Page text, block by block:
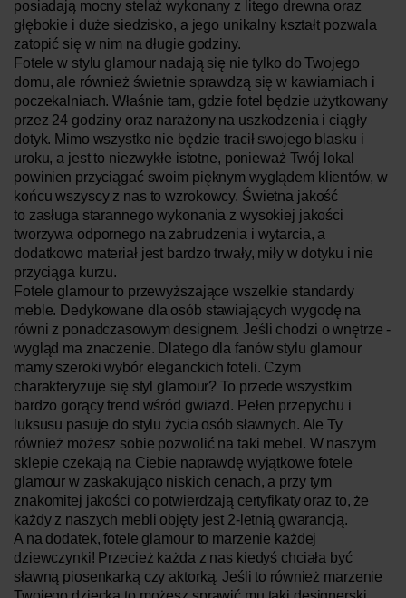
posiadają mocny stelaż wykonany z litego drewna oraz
głębokie i duże siedzisko, a jego unikalny kształt pozwala
zatopić się w nim na długie godziny.
Fotele w stylu glamour nadają się nie tylko do Twojego
domu, ale również świetnie sprawdzą się w kawiarniach i
poczekalniach. Właśnie tam, gdzie fotel będzie użytkowany
przez 24 godziny oraz narażony na uszkodzenia i ciągły
dotyk. Mimo wszystko nie będzie tracił swojego blasku i
uroku, a jest to niezwykłe istotne, ponieważ Twój lokal
powinien przyciągać swoim pięknym wyglądem klientów, w
końcu wszyscy z nas to wzrokowcy. Świetna jakość
to zasługa starannego wykonania z wysokiej jakości
tworzywa odpornego na zabrudzenia i wytarcia, a
dodatkowo materiał jest bardzo trwały, miły w dotyku i nie
przyciąga kurzu.
Fotele glamour to przewyższające wszelkie standardy
meble. Dedykowane dla osób stawiających wygodę na
równi z ponadczasowym designem. Jeśli chodzi o wnętrze -
wygląd ma znaczenie. Dlatego dla fanów stylu glamour
mamy szeroki wybór eleganckich foteli. Czym
charakteryzuje się styl glamour? To przede wszystkim
bardzo gorący trend wśród gwiazd. Pełen przepychu i
luksusu pasuje do stylu życia osób sławnych. Ale Ty
również możesz sobie pozwolić na taki mebel. W naszym
sklepie czekają na Ciebie naprawdę wyjątkowe fotele
glamour w zaskakująco niskich cenach, a przy tym
znakomitej jakości co potwierdzają certyfikaty oraz to, że
każdy z naszych mebli objęty jest 2-letnią gwarancją.
A na dodatek, fotele glamour to marzenie każdej
dziewczynki! Przecież każda z nas kiedyś chciała być
sławną piosenkarką czy aktorką. Jeśli to również marzenie